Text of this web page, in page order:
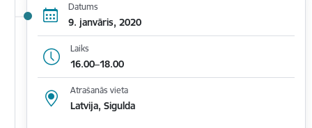
Datums
9. janvāris, 2020
Laiks
16.00–18.00
Atrašanās vieta
Latvija, Sigulda